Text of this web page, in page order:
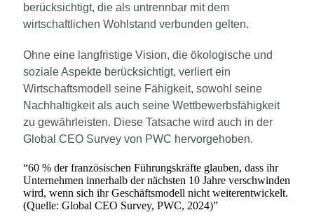
berücksichtigt, die als untrennbar mit dem
wirtschaftlichen Wohlstand verbunden gelten.
Ohne eine langfristige Vision, die ökologische und
soziale Aspekte berücksichtigt, verliert ein
Wirtschaftsmodell seine Fähigkeit, sowohl seine
Nachhaltigkeit als auch seine Wettbewerbsfähigkeit
zu gewährleisten. Diese Tatsache wird auch in der
Global CEO Survey von PWC hervorgehoben.
“60 % der französischen Führungskräfte glauben, dass ihr
Unternehmen innerhalb der nächsten 10 Jahre verschwinden
wird, wenn sich ihr Geschäftsmodell nicht weiterentwickelt.
(Quelle: Global CEO Survey, PWC, 2024)”